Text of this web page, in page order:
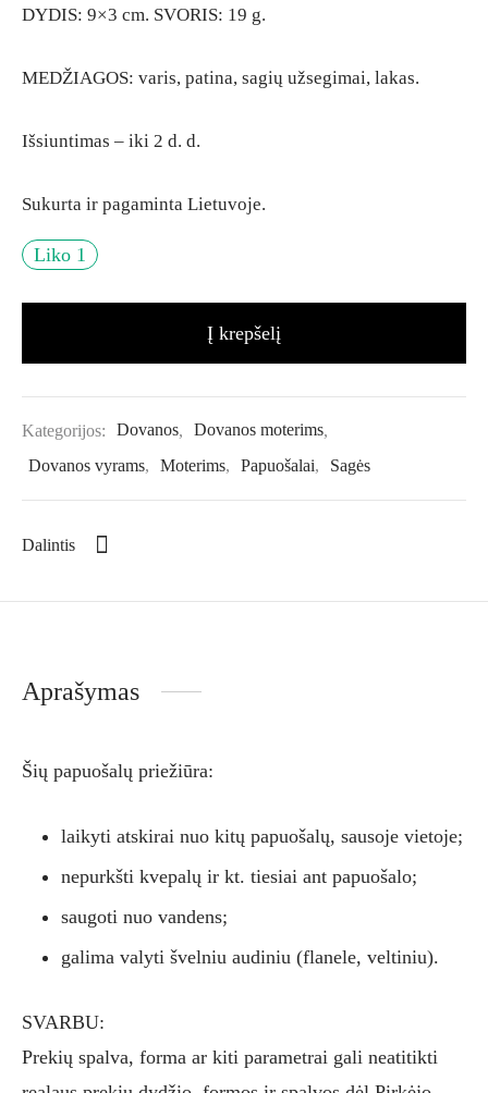
DYDIS: 9×3 cm. SVORIS: 19 g.
MEDŽIAGOS: varis, patina, sagių užsegimai, lakas.
Išsiuntimas – iki 2 d. d.
Sukurta ir pagaminta Lietuvoje.
Liko 1
Į krepšelį
Kategorijos: Dovanos, Dovanos moterims,
Dovanos vyrams, Moterims, Papuošalai, Sagės
Dalintis
Aprašymas
Šių papuošalų priežiūra:
laikyti atskirai nuo kitų papuošalų, sausoje vietoje;
nepurkšti kvepalų ir kt. tiesiai ant papuošalo;
saugoti nuo vandens;
galima valyti švelniu audiniu (flanele, veltiniu).
SVARBU:
Prekių spalva, forma ar kiti parametrai gali neatitikti